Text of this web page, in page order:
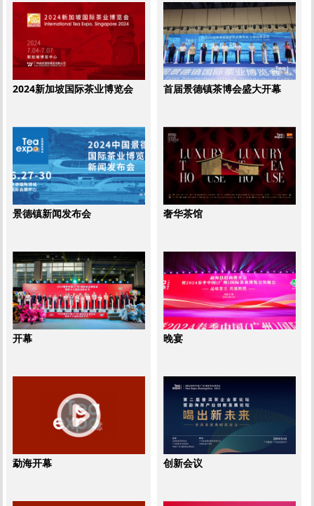
2024新加坡国际茶业博览会 首届景德镇茶博会盛大开幕
景德镇新闻发布会 奢华茶馆
开幕 晚宴
勐海开幕 创新会议